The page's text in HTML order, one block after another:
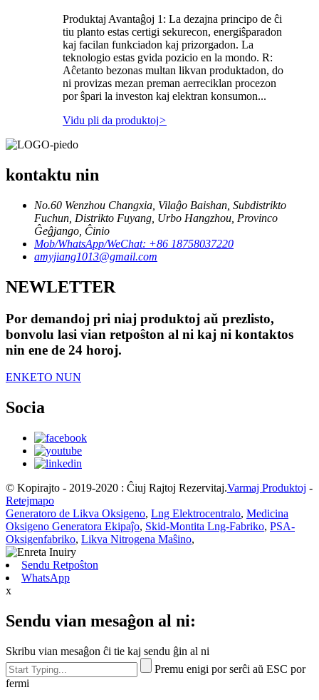
Produktaj Avantaĝoj 1: La dezajna principo de ĉi
tiu planto estas certigi sekurecon, energiŝparadon
kaj facilan funkciadon kaj prizorgadon. La
teknologio estas gvida pozicio en la mondo. R:
Aĉetanto bezonas multan likvan produktadon, do
ni provizas mezan preman aerreciklan procezon
por ŝpari la investon kaj elektran konsumon...
Vidu pli da produktoj>
kontaktu nin
No.60 Wenzhou Changxia, Vilaĝo Baishan, Subdistrikto
Fuchun, Distrikto Fuyang, Urbo Hangzhou, Provinco
Ĝeĝjango, Ĉinio
Mob/WhatsApp/WeChat: +86 18758037220
amyjiang1013@gmail.com
NEWLETTER
Por demandoj pri niaj produktoj aŭ prezlisto,
bonvolu lasi vian retpoŝton al ni kaj ni kontaktos
nin ene de 24 horoj.
ENKETO NUN
Socia
© Kopirajto - 2019-2020 : Ĉiuj Rajtoj Rezervitaj.Varmaj Produktoj -
Retejmapo
Generatoro de Likva Oksigeno, Lng Elektrocentralo, Medicina
Oksigeno Generatora Ekipaĵo, Skid-Montita Lng-Fabriko, PSA-
Oksigenfabriko, Likva Nitrogena Maŝino,
Sendu Retpoŝton
WhatsApp
x
Sendu vian mesaĝon al ni:
Skribu vian mesaĝon ĉi tie kaj sendu ĝin al ni
Premu enigi por serĉi aŭ ESC por
fermi